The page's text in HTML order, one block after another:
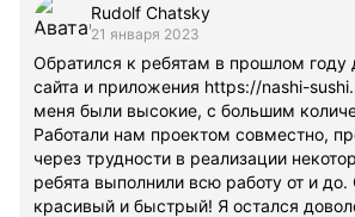
Rudolf Chatsky
21 января 2023
Обратился к ребятам в прошлом году
сайта и приложения https://nashi-
меня были высокие, с большим
Работали нам проектом совместно,
через трудности в реализации
ребята выполнили всю работу от и до.
красивый и быстрый! Я остался